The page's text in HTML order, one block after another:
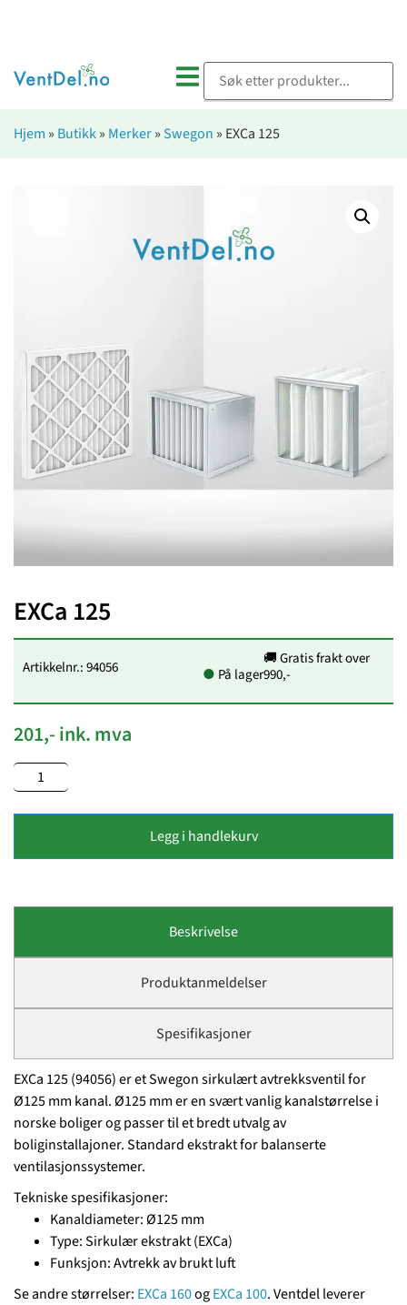
Hjem » Butikk» Merker» Swegon » EXCa 125
EXCa 125
Artikkelnr.: 94056 ● På lager
🚚 Gratis frakt over
990,-
201,- ink. mva
Legg i handlekurv
Beskrivelse
Produktanmeldelser
Spesifikasjoner
EXCa 125 (94056) er et Swegon sirkulært avtrekksventil for
Ø125 mm kanal. Ø125 mm er en svært vanlig kanalstørrelse i
norske boliger og passer til et bredt utvalg av
boliginstallajoner. Standard ekstrakt for balanserte
ventilasjonssystemer.
Tekniske spesifikasjoner:
Kanaldiameter: Ø125 mm
Type: Sirkulær ekstrakt (EXCa)
Funksjon: Avtrekk av brukt luft
Se andre størrelser: EXCa 160ogEXCa 100. Ventdel leverer